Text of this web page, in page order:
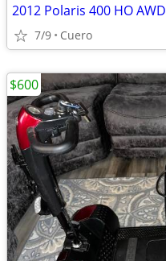
2012 Polaris 400 HO AWD
7/9 Cuero
$600